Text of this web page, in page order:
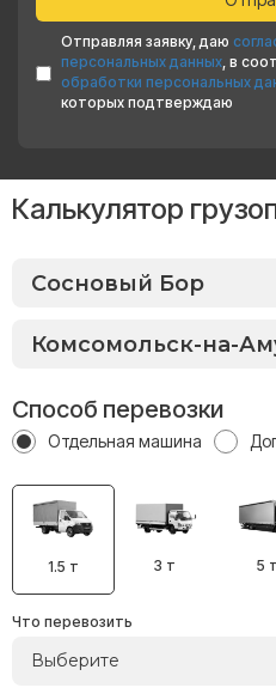
Отправляя заявку, даю
персональных данных, в
обработки персональных
которых подтверждаю
Калькулятор
Способ перевозки
Отдельная машина
1.5 т 3 т 5 т
Что перевозить
Выберите